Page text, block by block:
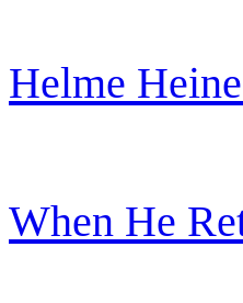
Helme
When He